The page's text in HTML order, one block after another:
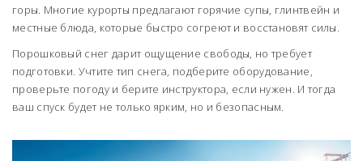
горы. Многие курорты предлагают горячие супы, глинтвейн и
местные блюда, которые быстро согреют и восстановят силы.
Порошковый снег дарит ощущение свободы, но требует
подготовки. Учтите тип снега, подберите оборудование,
проверьте погоду и берите инструктора, если нужен. И тогда
ваш спуск будет не только ярким, но и безопасным.